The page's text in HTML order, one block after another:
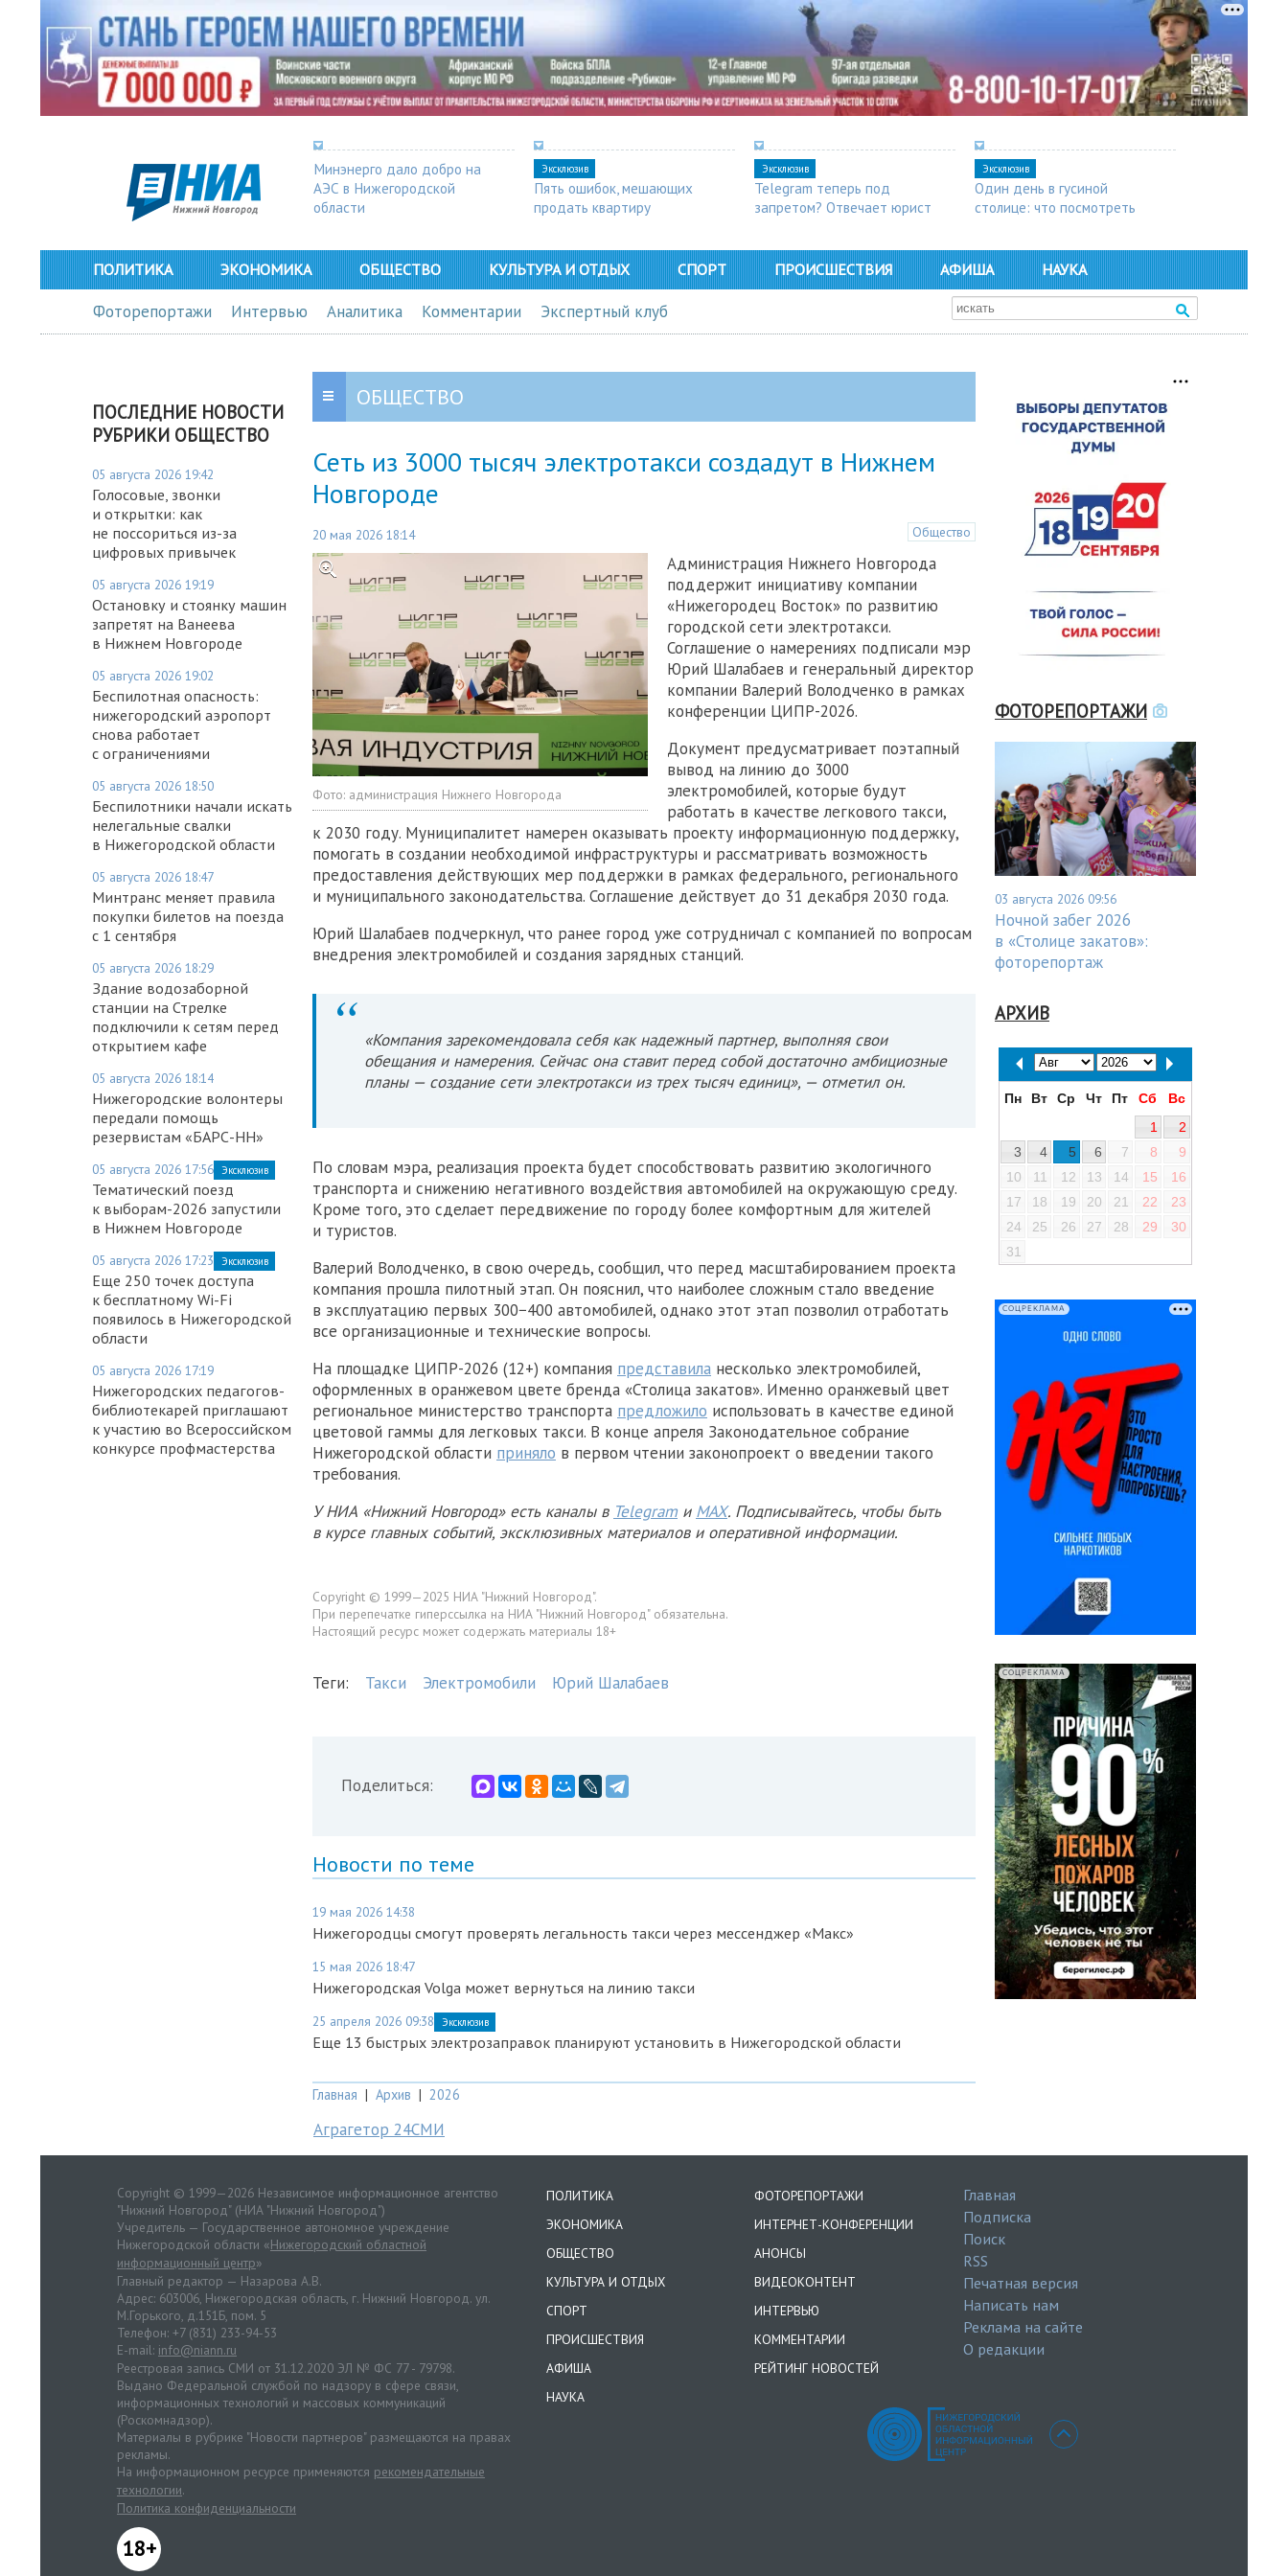
Минэнерго дало добро на
АЭС в Нижегородской
области
Эксклюзив
Пять ошибок, мешающих
продать квартиру
Эксклюзив
Telegram теперь под
запретом? Отвечает юрист
Эксклюзив
Один день в гусиной
столице: что посмотреть
ПОЛИТИКА ЭКОНОМИКА ОБЩЕСТВО КУЛЬТУРА И ОТДЫХ СПОРТ ПРОИСШЕСТВИЯ АФИША НАУКА
Фоторепортажи Интервью Аналитика Комментарии Экспертный клуб
ПОСЛЕДНИЕ НОВОСТИ
РУБРИКИ ОБЩЕСТВО
05 августа 2026 19:42
Голосовые, звонки
и открытки: как
не поссориться из-за
цифровых привычек
05 августа 2026 19:19
Остановку и стоянку машин
запретят на Ванеева
в Нижнем Новгороде
05 августа 2026 19:02
Беспилотная опасность:
нижегородский аэропорт
снова работает
с ограничениями
05 августа 2026 18:50
Беспилотники начали искать
нелегальные свалки
в Нижегородской области
05 августа 2026 18:47
Минтранс меняет правила
покупки билетов на поезда
с 1 сентября
05 августа 2026 18:29
Здание водозаборной
станции на Стрелке
подключили к сетям перед
открытием кафе
05 августа 2026 18:14
Нижегородские волонтеры
передали помощь
резервистам «БАРС-НН»
05 августа 2026 17:56 Эксклюзив
Тематический поезд
к выборам-2026 запустили
в Нижнем Новгороде
05 августа 2026 17:23 Эксклюзив
Еще 250 точек доступа
к бесплатному Wi-Fi
появилось в Нижегородской
области
05 августа 2026 17:19
Нижегородских педагогов-
библиотекарей приглашают
к участию во Всероссийском
конкурсе профмастерства
ОБЩЕСТВО
Сеть из 3000 тысяч электротакси создадут в Нижнем
Новгороде
20 мая 2026 18:14 Общество
Фото: администрация Нижнего Новгорода
Администрация Нижнего Новгорода
поддержит инициативу компании
«Нижегородец Восток» по развитию
городской сети электротакси.
Соглашение о намерениях подписали мэр
Юрий Шалабаев и генеральный директор
компании Валерий Володченко в рамках
конференции ЦИПР-2026.
Документ предусматривает поэтапный
вывод на линию до 3000
электромобилей, которые будут
работать в качестве легкового такси,
к 2030 году. Муниципалитет намерен оказывать проекту информационную поддержку,
помогать в создании необходимой инфраструктуры и рассматривать возможность
предоставления действующих мер поддержки в рамках федерального, регионального
и муниципального законодательства. Соглашение действует до 31 декабря 2030 года.
Юрий Шалабаев подчеркнул, что ранее город уже сотрудничал с компанией по вопросам
внедрения электромобилей и создания зарядных станций.
«Компания зарекомендовала себя как надежный партнер, выполняя свои
обещания и намерения. Сейчас она ставит перед собой достаточно амбициозные
планы — создание сети электротакси из трех тысяч единиц», — отметил он.
По словам мэра, реализация проекта будет способствовать развитию экологичного
транспорта и снижению негативного воздействия автомобилей на окружающую среду.
Кроме того, это сделает передвижение по городу более комфортным для жителей
и туристов.
Валерий Володченко, в свою очередь, сообщил, что перед масштабированием проекта
компания прошла пилотный этап. Он пояснил, что наиболее сложным стало введение
в эксплуатацию первых 300−400 автомобилей, однако этот этап позволил отработать
все организационные и технические вопросы.
На площадке ЦИПР-2026 (12+) компания представила несколько электромобилей,
оформленных в оранжевом цвете бренда «Столица закатов». Именно оранжевый цвет
региональное министерство транспорта предложило использовать в качестве единой
цветовой гаммы для легковых такси. В конце апреля Законодательное собрание
Нижегородской области приняло в первом чтении законопроект о введении такого
требования.
У НИА «Нижний Новгород» есть каналы в Telegram и MAX. Подписывайтесь, чтобы быть
в курсе главных событий, эксклюзивных материалов и оперативной информации.
Copyright © 1999—2025 НИА "Нижний Новгород".
При перепечатке гиперссылка на НИА "Нижний Новгород" обязательна.
Настоящий ресурс может содержать материалы 18+
Теги: Такси Электромобили Юрий Шалабаев
Поделиться:
Новости по теме
19 мая 2026 14:38
Нижегородцы смогут проверять легальность такси через мессенджер «Макс»
15 мая 2026 18:47
Нижегородская Volga может вернуться на линию такси
25 апреля 2026 09:38 Эксклюзив
Еще 13 быстрых электрозаправок планируют установить в Нижегородской области
Главная | Архив | 2026
Аграгетор 24СМИ
ФОТОРЕПОРТАЖИ
03 августа 2026 09:56
Ночной забег 2026
в «Столице закатов»:
фоторепортаж
АРХИВ
Пн Вт Ср Чт Пт Сб
Вс
1
2
3
4 5 6 7 8
9
10
11 12 13 14 15
16
17
18 19 20 21 22
23
24
25 26 27 28 29
30
31
СОЦРЕКЛАМА
СОЦРЕКЛАМА
Copyright © 1999—2026 Независимое информационное агентство
"Нижний Новгород" (НИА "Нижний Новгород")
Учредитель — Государственное автономное учреждение
Нижегородской области «Нижегородский областной
информационный центр»
Главный редактор — Назарова А.В.
Адрес: 603006, Нижегородская область, г. Нижний Новгород. ул.
М.Горького, д.151Б, пом. 5
Телефон: +7 (831) 233-94-53
E-mail: info@niann.ru
Реестровая запись СМИ от 31.12.2020 ЭЛ № ФС 77 - 79798.
Выдано Федеральной службой по надзору в сфере связи,
информационных технологий и массовых коммуникаций
(Роскомнадзор).
Материалы в рубрике "Новости партнеров" размещаются на правах
рекламы.
На информационном ресурсе применяются рекомендательные
технологии.
Политика конфиденциальности
18+
ПОЛИТИКА
ЭКОНОМИКА
ОБЩЕСТВО
КУЛЬТУРА И ОТДЫХ
СПОРТ
ПРОИСШЕСТВИЯ
АФИША
НАУКА
ФОТОРЕПОРТАЖИ
ИНТЕРНЕТ-КОНФЕРЕНЦИИ
АНОНСЫ
ВИДЕОКОНТЕНТ
ИНТЕРВЬЮ
КОММЕНТАРИИ
РЕЙТИНГ НОВОСТЕЙ
Главная
Подписка
Поиск
RSS
Печатная версия
Написать нам
Реклама на сайте
О редакции